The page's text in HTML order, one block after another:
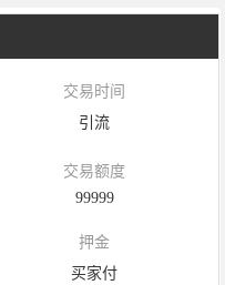
交易时间
引流
交易额度
99999
押金
买家付